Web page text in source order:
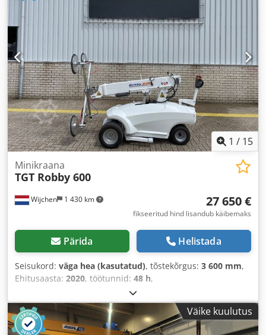
1 / 15
Wijchen 1 430 km
Minikraana
TGT Robby 600
27 650 €
fikseeritud hind lisandub käibemaks
Pärida Helistada
Seisukord: väga hea (kasutatud), tõstekõrgus: 3 600 mm,
Ehitusaasta: 2020, töötunnid: 48 h,
Väike kuulutus